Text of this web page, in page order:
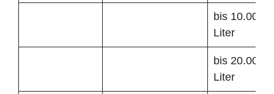
bis 10.000
Liter
bis 20.000
Liter